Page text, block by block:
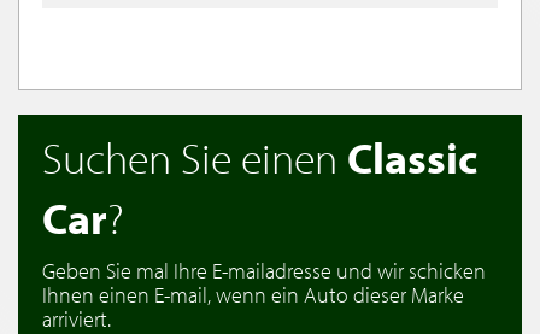
Suchen Sie einen Classic
Car?
Geben Sie mal Ihre E-mailadresse und wir schicken
Ihnen einen E-mail, wenn ein Auto dieser Marke
arriviert.